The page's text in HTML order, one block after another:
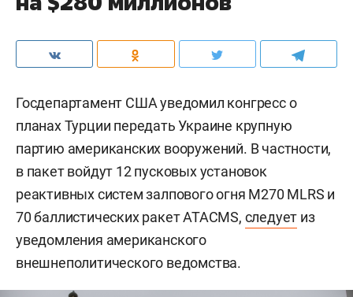
Госдепартамент США уведомил конгресс о
планах Турции передать Украине крупную
партию американских вооружений. В частности,
в пакет войдут 12 пусковых установок
реактивных систем залпового огня M270 MLRS и
70 баллистических ракет ATACMS, следует из
уведомления американского
внешнеполитического ведомства.